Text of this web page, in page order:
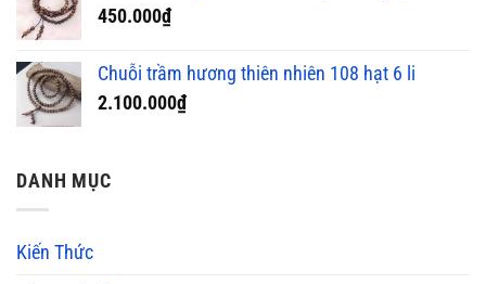
450.000₫
Chuỗi trầm hương thiên nhiên 108 hạt 6 li
2.100.000₫
DANH MỤC
Kiến Thức